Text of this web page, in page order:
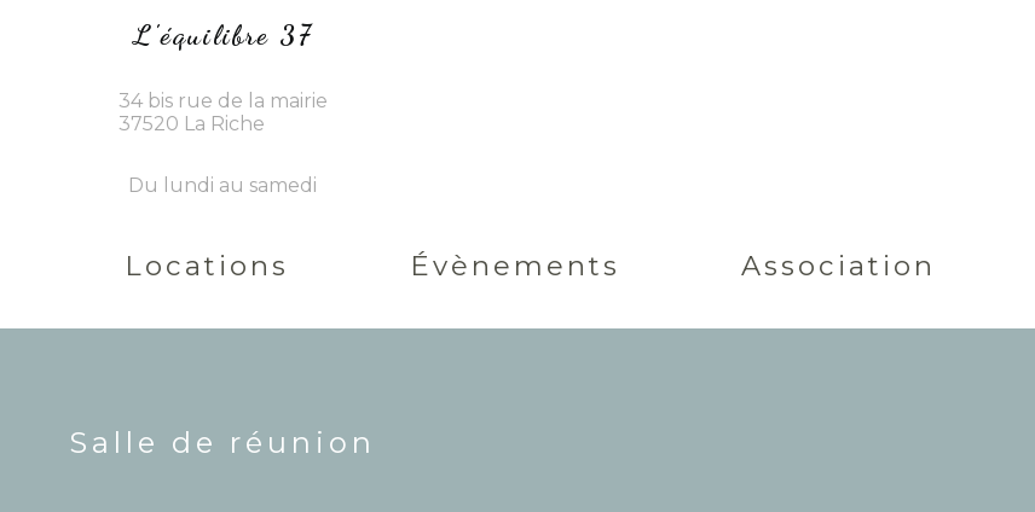
L'équilibre 37
34 bis rue de la mairie
37520 La Riche
Du lundi au samedi
Locations Évènements Association
Salle de réunion